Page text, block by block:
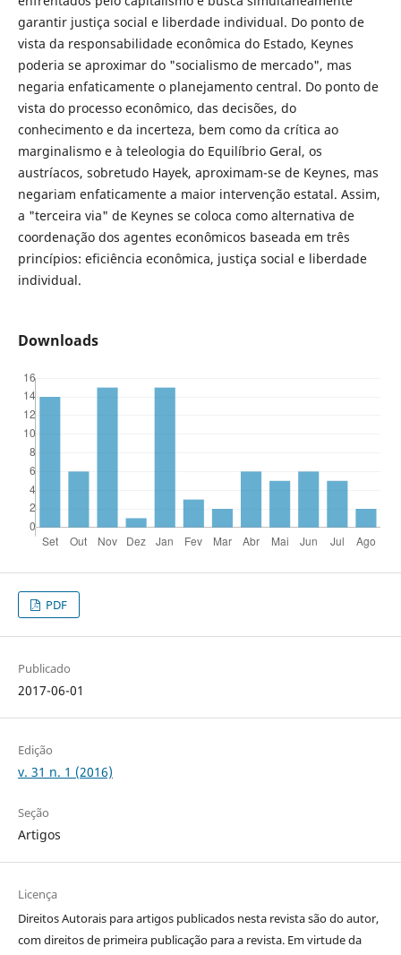
garantir justiça social e liberdade individual. Do ponto de
vista da responsabilidade econômica do Estado, Keynes
poderia se aproximar do "socialismo de mercado", mas
negaria enfaticamente o planejamento central. Do ponto de
vista do processo econômico, das decisões, do
conhecimento e da incerteza, bem como da crítica ao
marginalismo e à teleologia do Equilíbrio Geral, os
austríacos, sobretudo Hayek, aproximam-se de Keynes, mas
negariam enfaticamente a maior intervenção estatal. Assim,
a "terceira via" de Keynes se coloca como alternativa de
coordenação dos agentes econômicos baseada em três
princípios: eficiência econômica, justiça social e liberdade
individual.
Downloads
PDF
Publicado
2017-06-01
Edição
v. 31 n. 1 (2016)
Seção
Artigos
Licença
Direitos Autorais para artigos publicados nesta revista são do autor,
com direitos de primeira publicação para a revista. Em virtude da